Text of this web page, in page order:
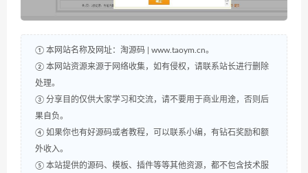
① 本网站名称及网址：淘源码 | www.taoym.cn。
② 本网站资源来源于网络收集，如有侵权，请联系站长进行删除
处理。
③ 分享目的仅供大家学习和交流，请不要用于商业用途，否则后
果自负。
④ 如果你也有好源码或者教程，可以联系小编，有钻石奖励和额
外收入。
⑤ 本站提供的源码、模板、插件等等其他资源，都不包含技术服